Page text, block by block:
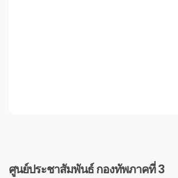
ศูนย์ประชาสัมพันธ์ กองทัพภาคที่ 3